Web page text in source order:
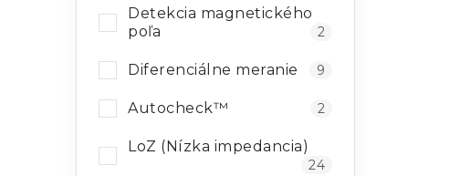
Detekcia magnetického
poľa
2
Diferenciálne meranie 9
Autocheck™ 2
LoZ (Nízka impedancia)
24